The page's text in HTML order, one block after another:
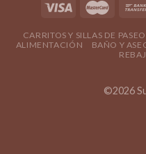
CARRITOS Y SILLAS DE PASEO
ALIMENTACIÓN
BAÑO Y
©2026